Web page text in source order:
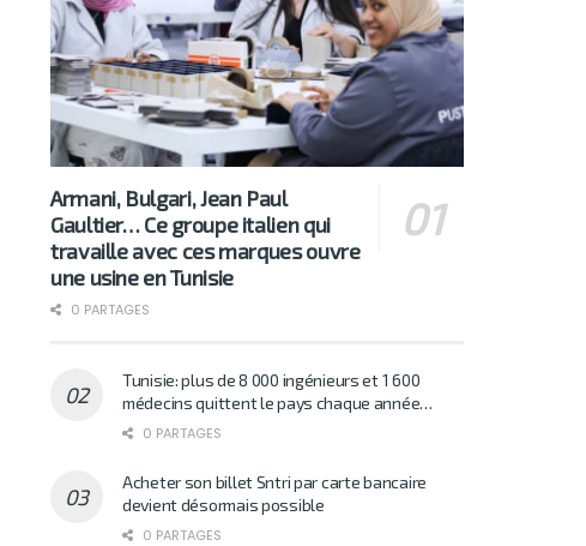
Armani, Bulgari, Jean Paul
Gaultier… Ce groupe italien qui
travaille avec ces marques ouvre
une usine en Tunisie
0 PARTAGES
Tunisie: plus de 8 000 ingénieurs et 1 600
médecins quittent le pays chaque année…
0 PARTAGES
Acheter son billet Sntri par carte bancaire
devient désormais possible
0 PARTAGES